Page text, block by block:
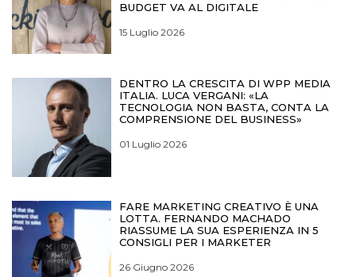
BUDGET VA AL DIGITALE
15 Luglio 2026
DENTRO LA CRESCITA DI WPP MEDIA
ITALIA. LUCA VERGANI: «LA
TECNOLOGIA NON BASTA, CONTA LA
COMPRENSIONE DEL BUSINESS»
01 Luglio 2026
FARE MARKETING CREATIVO È UNA
LOTTA. FERNANDO MACHADO
RIASSUME LA SUA ESPERIENZA IN 5
CONSIGLI PER I MARKETER
26 Giugno 2026